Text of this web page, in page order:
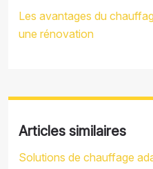
Les avantages du
une rénovation
Articles similaires
Solutions de chauffage